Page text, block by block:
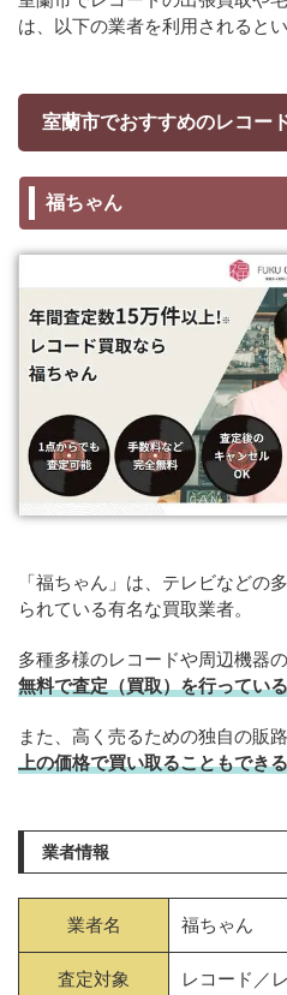
は、以下の業者を利用されるとい
室蘭市でおすすめのレコー
福ちゃん
「福ちゃん」は、テレビなどの
られている有名な買取業者。
多種多様のレコードや周辺機器
無料で査定（買取）を行っている
また、高く売るための独自の販
上の価格で買い取ることもできる
業者情報
業者名 福ちゃん
査定対象
レコード／